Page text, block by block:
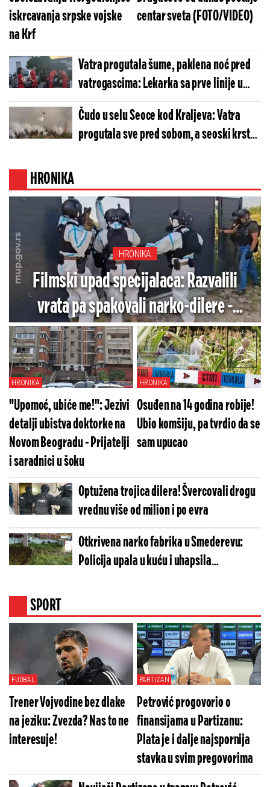
iskrcavanja srpske vojske
na Krf
centar sveta (FOTO/VIDEO)
Vatra progutala šume, paklena noć pred
vatrogascima: Lekarka sa prve linije u
Ušću poslala potresnu poruku!
Čudo u selu Seoce kod Kraljeva: Vatra
progutala sve pred sobom, a seoski krst
HRONIKA
HRONIKA
Filmski upad specijalaca: Razvalili
vrata pa spakovali narko-dilere -
Zaplenjeno pola tone marihuane
(VIDEO/FOTO)
HRONIKA
"Upomoć, ubiće me!": Jezivi
detalji ubistva doktorke na
Novom Beogradu - Prijatelji
i saradnici u šoku
HRONIKA
Osuđen na 14 godina robije!
Ubio komšiju, pa tvrdio da se
sam upucao
Optužena trojica dilera! Švercovali drogu
vrednu više od milion i po evra
Otkrivena narko fabrika u Smederevu:
Policija upala u kuću i uhapsila
SPORT
FUDBAL
Trener Vojvodine bez dlake
na jeziku: Zvezda? Nas to ne
interesuje!
PARTIZAN
Petrović progovorio o
finansijama u Partizanu:
Plata je i dalje najspornija
stavka u svim pregovorima